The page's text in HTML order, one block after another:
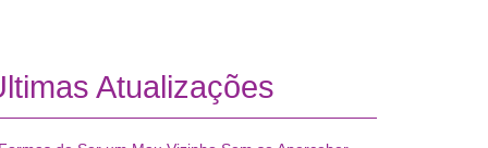
Atualizações